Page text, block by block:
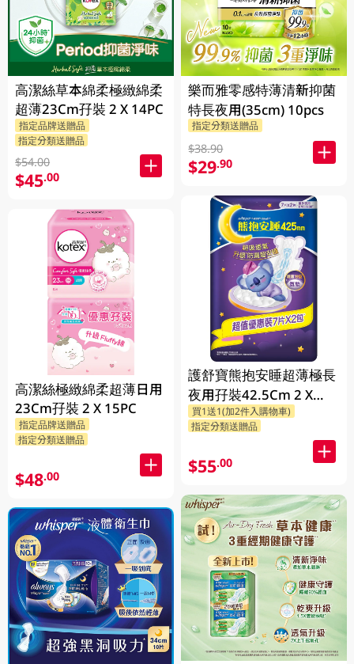
高潔絲草本綿柔極緻綿柔
超薄23Cm孖裝 2 X 14PC
指定品牌送贈品
指定分類送贈品
$54.00
$45.00
高潔絲極緻綿柔超薄日用
23Cm孖裝 2 X 15PC
指定品牌送贈品
指定分類送贈品
$48.00
樂而雅零感特薄清新抑菌
特長夜用(35cm) 10pcs
指定分類送贈品
$38.90
$29.90
護舒寶熊抱安睡超薄極長
夜用孖裝42.5Cm 2 X
7PC
買1送1(加2件入購物車)
指定分類送贈品
$55.00